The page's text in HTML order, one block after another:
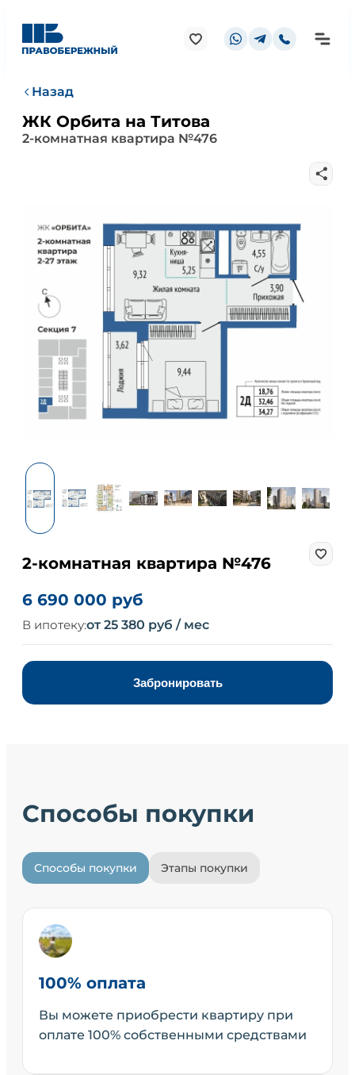
Назад
ЖК Орбита на Титова
2-комнатная квартира №476
2-комнатная квартира №476
6 690 000 руб
В ипотеку:от 25 380 руб / мес
Забронировать
Способы покупки
Способы покупки Этапы покупки
100% оплата
Вы можете приобрести квартиру при
оплате 100% собственными средствами